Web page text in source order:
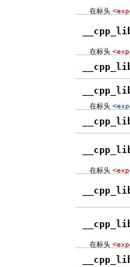
在标头
在标头
在标头
在标头
在标头